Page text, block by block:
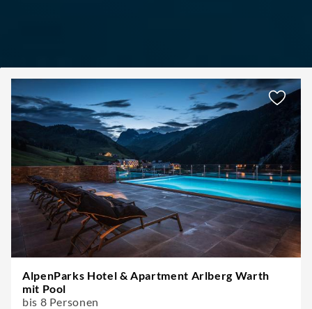
AlpenParks Hotel & Apartment Arlberg Warth
mit Pool
bis 8 Personen